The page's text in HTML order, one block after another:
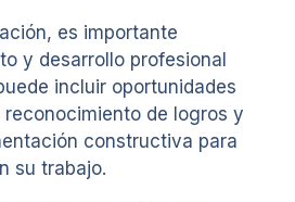
es importante
y desarrollo profesional
incluir oportunidades
de logros y
constructiva para
su trabajo.